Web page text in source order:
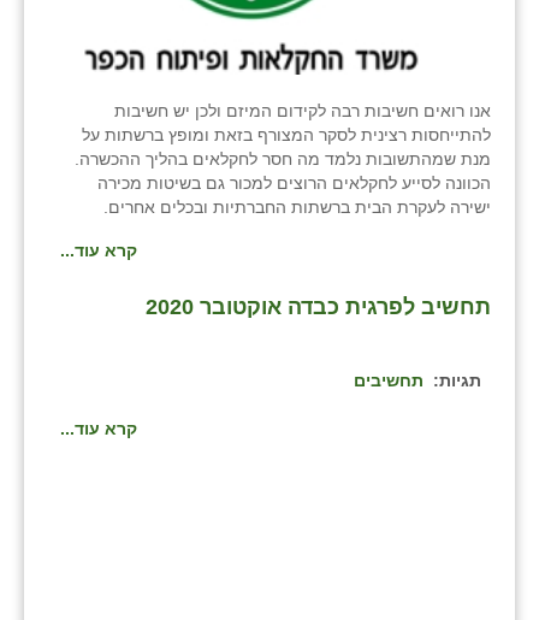
אנו רואים חשיבות רבה לקידום המיזם ולכן יש חשיבות
להתייחסות רצינית לסקר המצורף בזאת ומופץ ברשתות על
מנת שמהתשובות נלמד מה חסר לחקלאים בהליך ההכשרה.
הכוונה לסייע לחקלאים הרוצים למכור גם בשיטות מכירה
ישירה לעקרת הבית ברשתות החברתיות ובכלים אחרים.
קרא עוד...
תחשיב לפרגית כבדה אוקטובר 2020
תגיות: תחשיבים
קרא עוד...